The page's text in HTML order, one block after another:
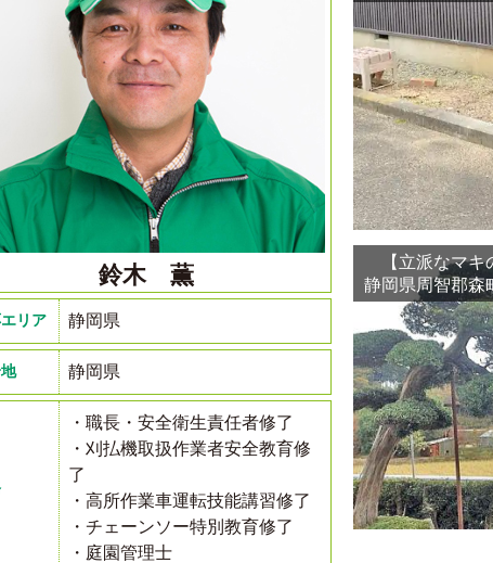
鈴木 薫
リア 静岡県
静岡県
・職長・安全衛生責任者修了
・刈払機取扱作業者安全教育修
了
・高所作業車運転技能講習修了
・チェーンソー特別教育修了
・庭園管理士
【立派なマキ
静岡県周智郡森